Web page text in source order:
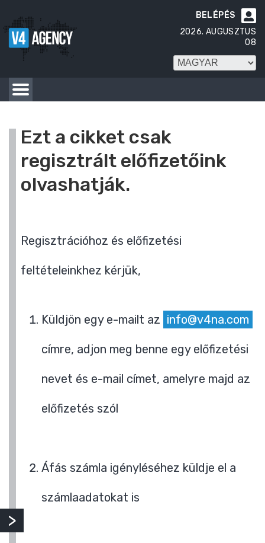

BELÉPÉS
2026. AUGUSZTUS
08
Ezt a cikket csak
regisztrált előfizetőink
olvashatják.
Regisztrációhoz és előfizetési
feltételeinkhez kérjük,
Küldjön egy e-mailt az info@v4na.com
címre, adjon meg benne egy előfizetési
nevet és e-mail címet, amelyre majd az
előfizetés szól
Áfás számla igényléséhez küldje el a
számlaadatokat is